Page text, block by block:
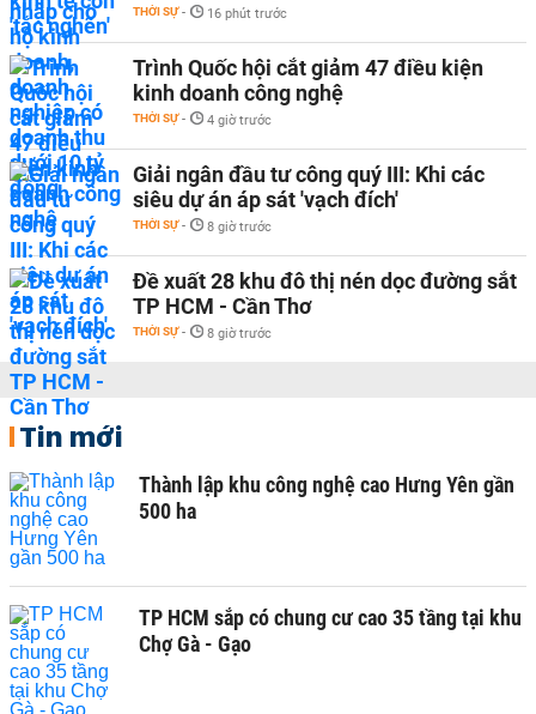
THỜI SỰ - 16 phút trước
Trình Quốc hội cắt giảm 47 điều kiện
kinh doanh công nghệ
THỜI SỰ - 4 giờ trước
Giải ngân đầu tư công quý III: Khi các
siêu dự án áp sát 'vạch đích'
THỜI SỰ - 8 giờ trước
Đề xuất 28 khu đô thị nén dọc đường sắt
TP HCM - Cần Thơ
THỜI SỰ - 8 giờ trước
Tin mới
Thành lập khu công nghệ cao Hưng Yên gần
500 ha
TP HCM sắp có chung cư cao 35 tầng tại khu
Chợ Gà - Gạo